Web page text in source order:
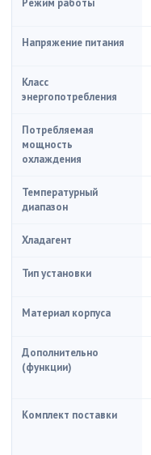
Режим работы
Напряжение питания
Класс
энергопотребления
Потребляемая
мощность
охлаждения
Температурный
диапазон
Хладагент
Тип установки
Материал корпуса
Дополнительно
(функции)
Комплект поставки